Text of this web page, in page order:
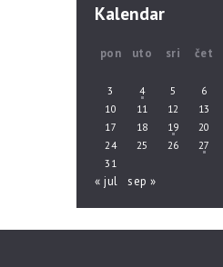
Kalendar
pon uto sri čet
3
4 5 6
10
11 12 13
17
18 19 20
24
25 26 27
31
« jul sep »